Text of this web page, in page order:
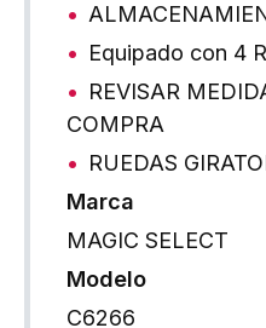
Equipado con 4
REVISAR
COMPRA
RUEDAS
Marca
MAGIC SELECT
Modelo
C6266